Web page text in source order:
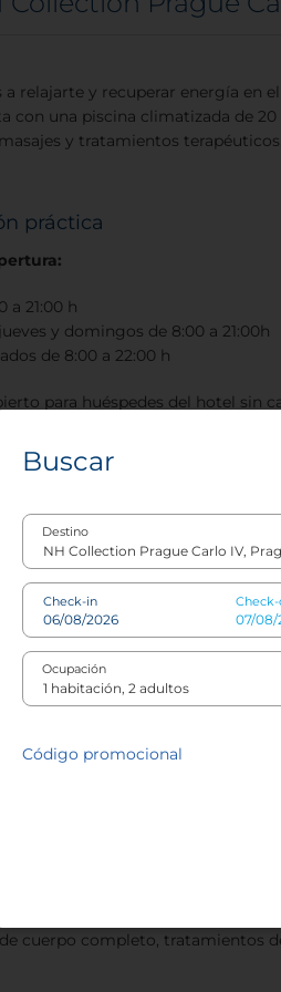
a relajarte y recuperar energía en
con una piscina climatizada de
y tratamientos terapéuticos.
práctica
a 21:00 h
y domingos de 8:00 a 21:00h
de 8:00 a 22:00 h
para huéspedes del hotel sin
una tarifa adicional.
no se alojen en el hotel pueden
a 14 años son bienvenidos al spa
16 años deben contar con la
escribiendo a
información sobre el spa,
de precios, visita nuestro sitio
el spa?
con una piscina climatizada
masaje de agua y jacuzzi. Disfruta
cómodas tumbonas junto a la
en los que los huéspedes
cuerpo completo, tratamientos
Buscar
Destino
Check-in
Ocupación
Código promocional